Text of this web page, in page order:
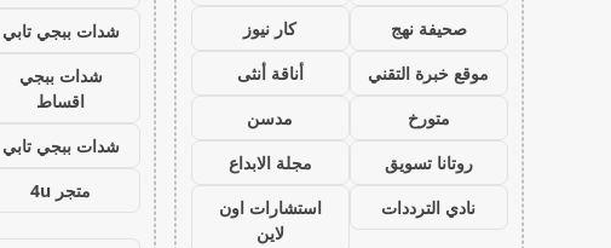
صحيفة نهج
كار نيوز
موقع خبرة التقني
أناقة أنثى
متورخ
مدسن
روتانا تسويق
مجلة الابداع
نادي الترددات
استشارات اون
لاين
شدات ببجي تابي
شدات ببجي
اقساط
شدات ببجي تابي
متجر 4u